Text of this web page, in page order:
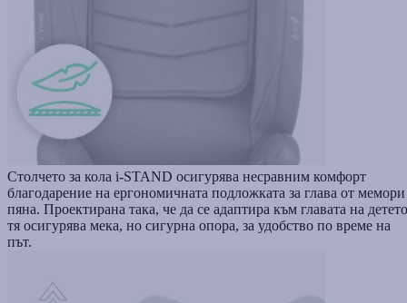
Столчето за кола i-STAND осигурява несравним комфорт
благодарение на ергономичната подложката за глава от мемори
пяна. Проектирана така, че да се адаптира към главата на
тя осигурява мека, но сигурна опора, за удобство по време на
път.